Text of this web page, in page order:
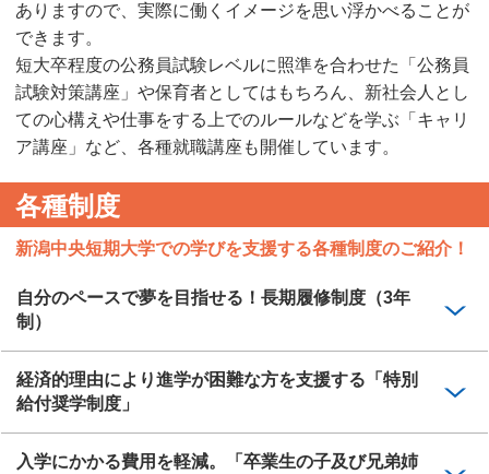
ありますので、実際に働くイメージを思い浮かべることが
できます。
短大卒程度の公務員試験レベルに照準を合わせた「公務員
試験対策講座」や保育者としてはもちろん、新社会人とし
ての心構えや仕事をする上でのルールなどを学ぶ「キャリ
ア講座」など、各種就職講座も開催しています。
各種制度
新潟中央短期大学での学びを支援する各種制度のご紹介！
自分のペースで夢を目指せる！長期履修制度（3年
制）
経済的理由により進学が困難な方を支援する「特別
給付奨学制度」
入学にかかる費用を軽減。「卒業生の子及び兄弟姉